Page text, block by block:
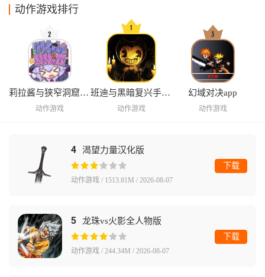
动作游戏排行
莉拉酱与狭窄洞窟安卓版
动作游戏
班迪与黑暗复兴手机版
动作游戏
幻域对决app
动作游戏
4 渴望力量汉化版
动作游戏 / 1513.81M / 2026-08-07
下载
5 龙珠vs火影全人物版
动作游戏 / 244.34M / 2026-08-07
下载